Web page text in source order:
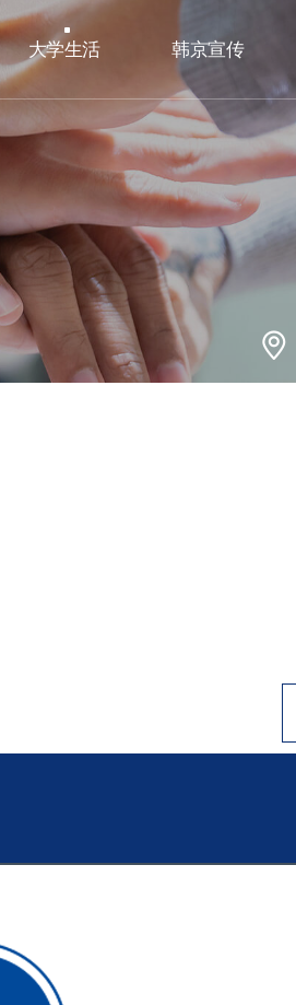
大学生活 韩京宣传